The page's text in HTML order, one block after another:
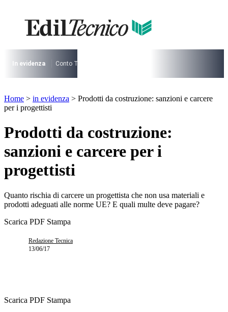
contenuto
I più cercati
Lorem ipsum dolor sit amet consectetur
Lorem ipsum dolor sit amet consectetur
In evidenza Conto Termico
I più cercati
Lorem ipsum dolor sit amet consectetur
Lorem ipsum dolor sit amet consectetur
Home > in evidenza > Prodotti da costruzione: sanzioni e carcere
per i progettisti
Prodotti da costruzione:
sanzioni e carcere per i
progettisti
Quanto rischia di carcere un progettista che non usa materiali e
prodotti adeguati alle norme UE? E quali multe deve pagare?
Scarica PDF Stampa
Redazione Tecnica
13/06/17
Scarica PDF Stampa